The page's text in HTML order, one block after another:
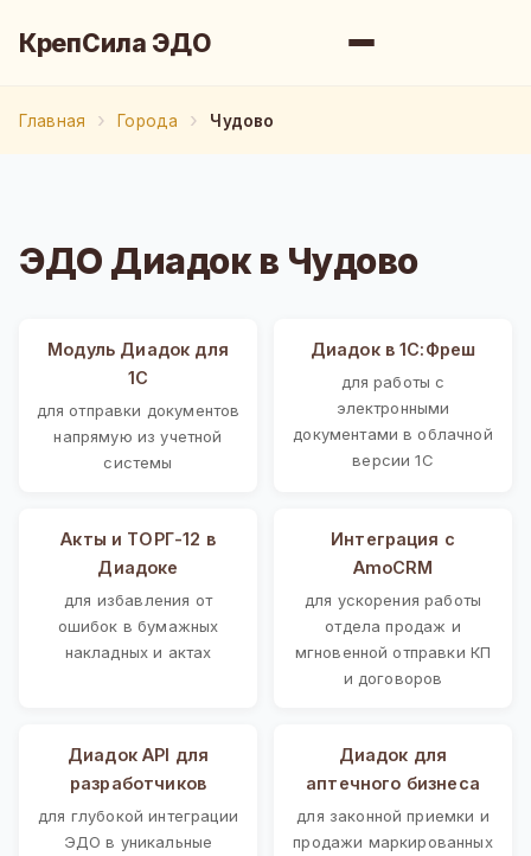
КрепСила ЭДО
Главная Города Чудово
ЭДО Диадок в Чудово
Модуль Диадок для
1С
для отправки документов
напрямую из учетной
системы
Диадок в 1С:Фреш
для работы с
электронными
документами в облачной
версии 1С
Акты и ТОРГ-12 в
Диадоке
для избавления от
ошибок в бумажных
накладных и актах
Интеграция с
AmoCRM
для ускорения работы
отдела продаж и
мгновенной отправки КП
и договоров
Диадок API для
разработчиков
для глубокой интеграции
ЭДО в уникальные
Диадок для
аптечного бизнеса
для законной приемки и
продажи маркированных